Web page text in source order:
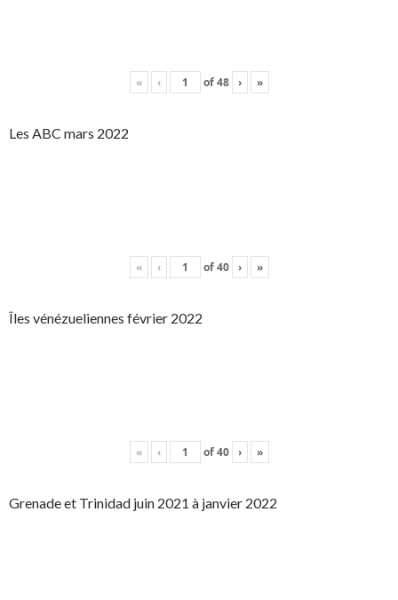
« ‹ of48 › »
Les ABC mars 2022
« ‹ of40 › »
Îles vénézueliennes février 2022
« ‹ of40 › »
Grenade et Trinidad juin 2021 à janvier 2022